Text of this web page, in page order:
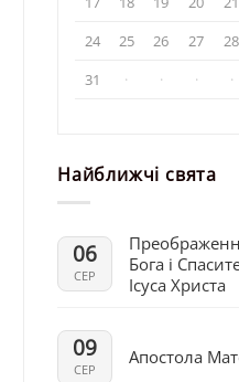
24
25 26 27 28
31
· · · ·
Найближчі свята
06
СЕР
Бога і
Ісуса Христа
09
СЕР
Апостола